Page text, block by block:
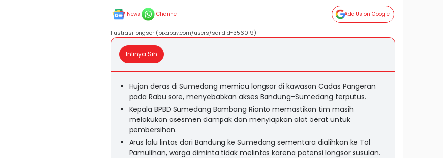
News Channel Add Us on Google
Ilustrasi longsor (pixabay.com/users/sandid-356019)
Intinya Sih
Hujan deras di Sumedang memicu longsor di kawasan Cadas Pangeran
pada Rabu sore, menyebabkan akses Bandung–Sumedang terputus.
Kepala BPBD Sumedang Bambang Rianto memastikan tim masih
melakukan asesmen dampak dan menyiapkan alat berat untuk
pembersihan.
Arus lalu lintas dari Bandung ke Sumedang sementara dialihkan ke Tol
Pamulihan, warga diminta tidak melintas karena potensi longsor susulan.